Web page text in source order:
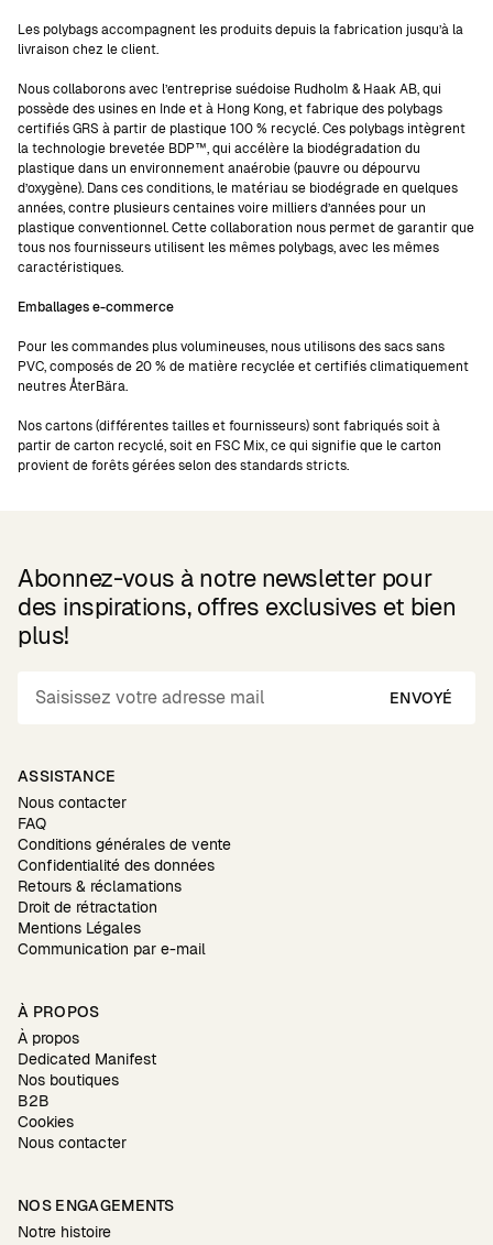
Les polybags accompagnent les produits depuis la fabrication jusqu’à la
livraison chez le client.
Nous collaborons avec l’entreprise suédoise Rudholm & Haak AB, qui
possède des usines en Inde et à Hong Kong, et fabrique des polybags
certifiés GRS à partir de plastique 100 % recyclé. Ces polybags intègrent
la technologie brevetée BDP™, qui accélère la biodégradation du
plastique dans un environnement anaérobie (pauvre ou dépourvu
d’oxygène). Dans ces conditions, le matériau se biodégrade en quelques
années, contre plusieurs centaines voire milliers d’années pour un
plastique conventionnel. Cette collaboration nous permet de garantir que
tous nos fournisseurs utilisent les mêmes polybags, avec les mêmes
caractéristiques.
Emballages e-commerce
Pour les commandes plus volumineuses, nous utilisons des sacs sans
PVC, composés de 20 % de matière recyclée et certifiés climatiquement
neutres ÅterBära.
Nos cartons (différentes tailles et fournisseurs) sont fabriqués soit à
partir de carton recyclé, soit en FSC Mix, ce qui signifie que le carton
provient de forêts gérées selon des standards stricts.
Abonnez-vous à notre newsletter pour
des inspirations, offres exclusives et bien
plus!
ENVOYÉ
ASSISTANCE
Nous contacter
FAQ
Conditions générales de vente
Confidentialité des données
Retours & réclamations
Droit de rétractation
Mentions Légales
Communication par e-mail
À PROPOS
À propos
Dedicated Manifest
Nos boutiques
B2B
Cookies
Nous contacter
NOS ENGAGEMENTS
Notre histoire